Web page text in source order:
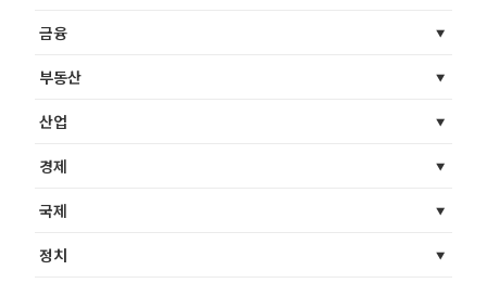
금융
부동산
산업
경제
국제
정치